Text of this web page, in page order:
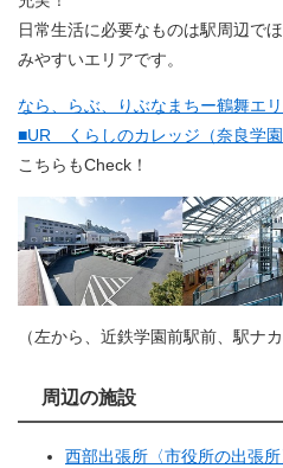
日常生活に必要なものは駅周辺で
みやすいエリアです。
なら、らぶ、りぶなまちー鶴舞エ
■UR くらしのカレッジ（奈良学園
こちらもCheck！
（左から、近鉄学園前駅前、駅ナ
周辺の施設
西部出張所〈市役所の出張所